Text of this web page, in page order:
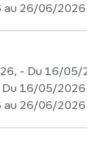
26/06/2026
- Du 16/05/
16/05/
26/06/2026